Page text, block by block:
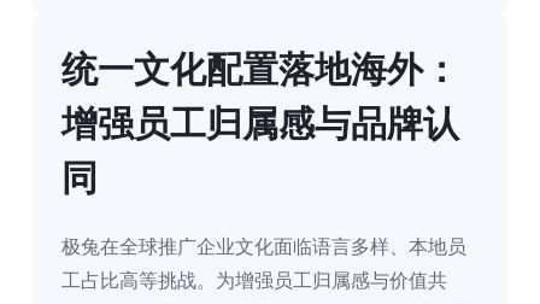
统一文化配置落地海外：
增强员工归属感与品牌认
同
极兔在全球推广企业文化面临语言多样、本地员
工占比高等挑战。为增强员工归属感与价值共